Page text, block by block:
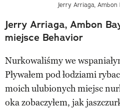
Jerry Arriaga,
Jerry Arriaga, Ambon
miejsce Behavior
Nurkowaliśmy we
Pływałem pod łodziami
moich ulubionych miejsc
oka zobaczyłem, jak